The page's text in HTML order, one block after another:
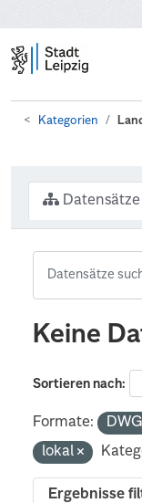
Kategorien
Datensätze
Keine
Sortieren nach
Formate:
lokal
Ergebnisse